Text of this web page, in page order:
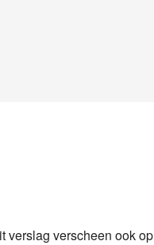
verslag verscheen ook op